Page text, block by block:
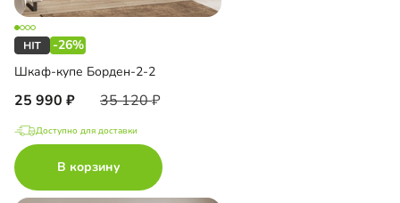
-26%
Шкаф-купе Борден-2-2
25 990 35 120
Доступно для доставки
В корзину